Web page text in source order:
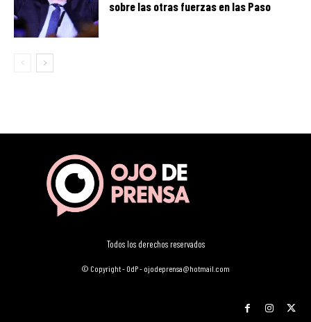
sobre las otras fuerzas en las Paso
Todos los derechos reservados
© Copyright - OdP - ojodeprensa@hotmail.com